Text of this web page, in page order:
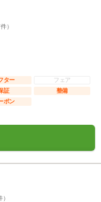
件）
ター
フェア
証
整備
ポン
）